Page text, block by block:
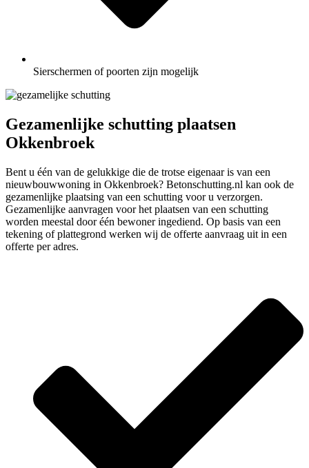
Sierschermen of poorten zijn mogelijk
Gezamenlijke schutting plaatsen
Okkenbroek
Bent u één van de gelukkige die de trotse eigenaar is van een
nieuwbouwwoning in Okkenbroek? Betonschutting.nl kan ook de
gezamenlijke plaatsing van een schutting voor u verzorgen.
Gezamenlijke aanvragen voor het plaatsen van een schutting
worden meestal door één bewoner ingediend. Op basis van een
tekening of plattegrond werken wij de offerte aanvraag uit in een
offerte per adres.